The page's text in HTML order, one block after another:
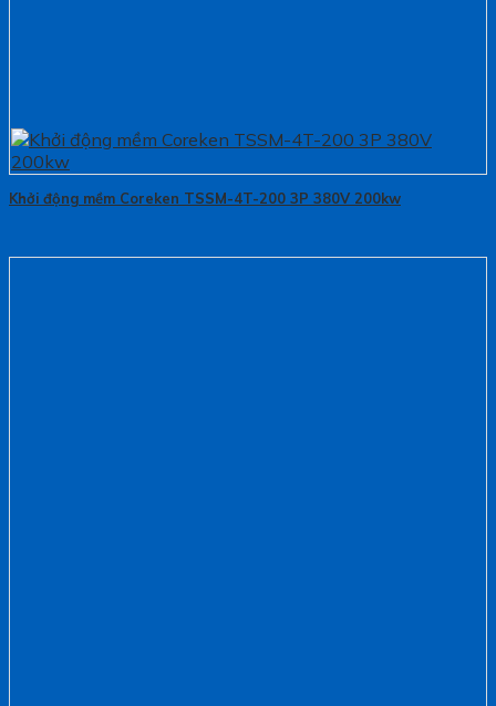
Khởi động mềm Coreken TSSM-4T-200 3P 380V 200kw